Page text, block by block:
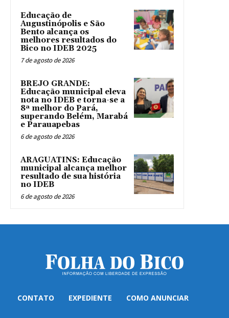
Educação de
Augustinópolis e São
Bento alcança os
melhores resultados do
Bico no IDEB 2025
7 de agosto de 2026
BREJO GRANDE:
Educação municipal eleva
nota no IDEB e torna-se a
8ª melhor do Pará,
superando Belém, Marabá
e Parauapebas
6 de agosto de 2026
ARAGUATINS: Educação
municipal alcança melhor
resultado de sua história
no IDEB
6 de agosto de 2026
CONTATO EXPEDIENTE COMO ANUNCIAR